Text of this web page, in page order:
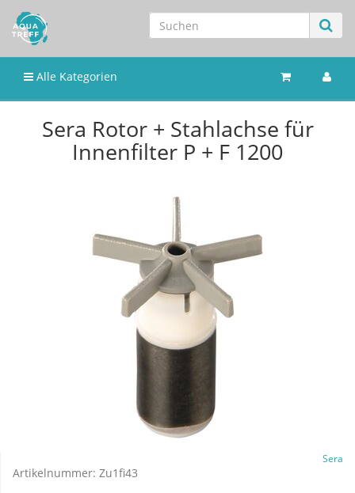
Alle Kategorien
Sera Rotor + Stahlachse für
Innenfilter P + F 1200
Sera
Artikelnummer: Zu1fi43